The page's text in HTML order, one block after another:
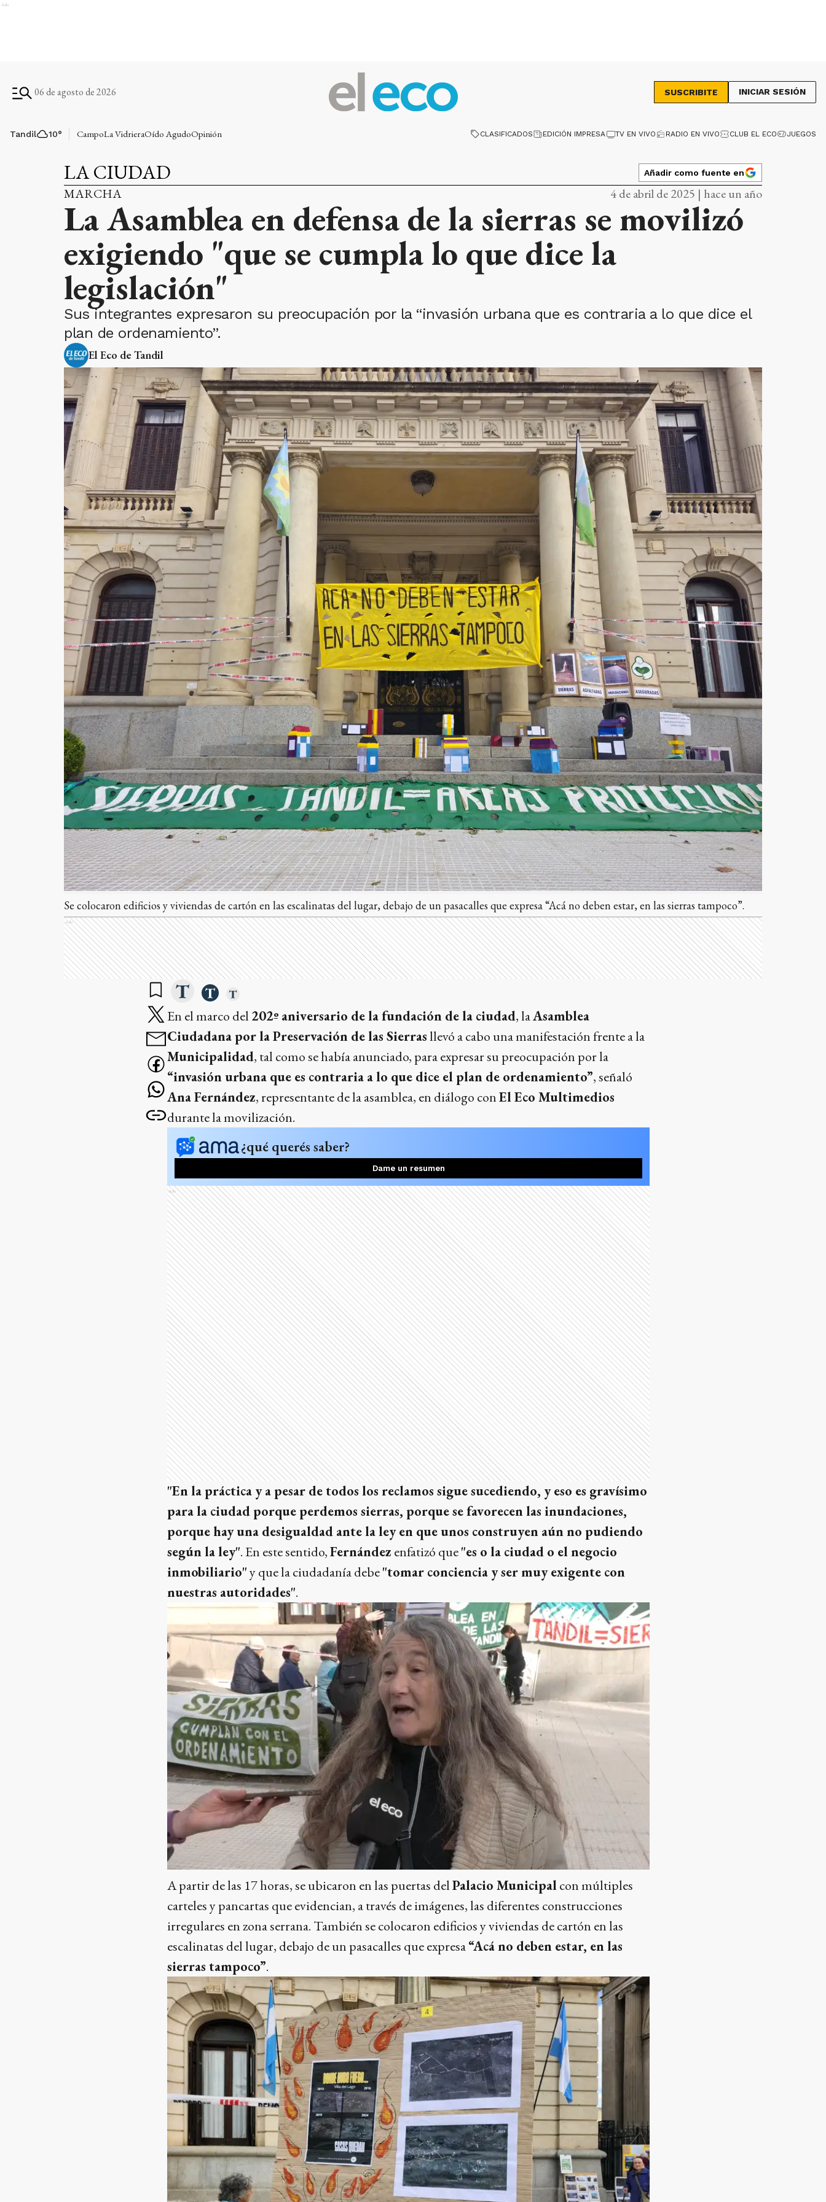
Ads
06 de agosto de 2026 SUSCRIBITE INICIAR SESIÓN
Tandil 10° CampoLa VidrieraOído AgudoOpinión CLASIFICADOS EDICIÓN IMPRESA TV EN VIVO RADIO EN VIVO CLUB EL ECO JUEGOS
LA CIUDAD Añadir como fuente en
MARCHA 4 de abril de 2025 | hace un año
La Asamblea en defensa de la sierras se movilizó
exigiendo "que se cumpla lo que dice la
legislación"
Sus integrantes expresaron su preocupación por la “invasión urbana que es contraria a lo que dice el
plan de ordenamiento”.
El Eco de Tandil
Se colocaron edificios y viviendas de cartón en las escalinatas del lugar, debajo de un pasacalles que expresa “Acá no deben estar, en las sierras tampoco”.
Ads
En el marco del 202º aniversario de la fundación de la ciudad, laAsamblea
Ciudadana por la Preservación de las Sierrasllevó a cabo una manifestación frente a la
Municipalidad, tal como se había anunciado, para expresar su preocupación por la
“invasión urbana que es contraria a lo que dice el plan de ordenamiento”, señaló
Ana Fernández, representante de la asamblea, en diálogo conEl Eco Multimedios
durante la movilización.
¿qué querés saber?
Dame un resumen
Ads
"En la práctica y a pesar de todos los reclamos sigue sucediendo, y eso es gravísimo
para la ciudad porque perdemos sierras, porque se favorecen las inundaciones,
porque hay una desigualdad ante la ley en que unos construyen aún no pudiendo
según la ley". En este sentido,Fernández enfatizó que"es o la ciudad o el negocio
inmobiliario"y que la ciudadanía debe"tomar conciencia y ser muy exigente con
nuestras autoridades".
A partir de las 17 horas, se ubicaron en las puertas delPalacio Municipalcon múltiples
carteles y pancartas que evidencian, a través de imágenes, las diferentes construcciones
irregulares en zona serrana. También se colocaron edificios y viviendas de cartón en las
escalinatas del lugar, debajo de un pasacalles que expresa“Acá no deben estar, en las
sierras tampoco”.